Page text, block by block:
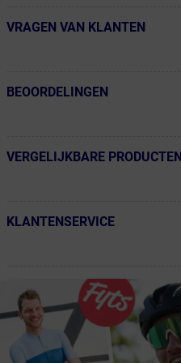
← Terug naar productnavigatie
VRAGEN VAN KLANTEN
← Terug naar productnavigatie
BEOORDELINGEN
← Terug naar productnavigatie
VERGELIJKBARE PRODUCTEN
← Terug naar productnavigatie
KLANTENSERVICE